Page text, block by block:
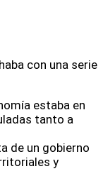
con una serie
estaba en
tanto a
de un gobierno
y